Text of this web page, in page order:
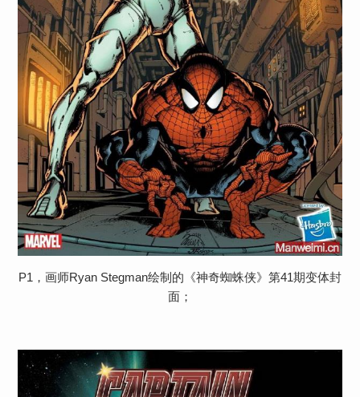
P1，画师Ryan Stegman绘制的《神奇蜘蛛侠》第41期变体封
面；